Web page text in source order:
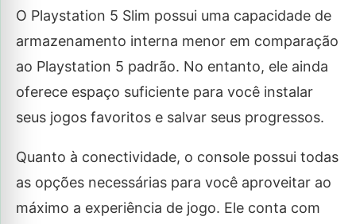
O Playstation 5 Slim possui uma capacidade de
armazenamento interna menor em comparação
ao Playstation 5 padrão. No entanto, ele ainda
oferece espaço suficiente para você instalar
seus jogos favoritos e salvar seus progressos.
Quanto à conectividade, o console possui todas
as opções necessárias para você aproveitar ao
máximo a experiência de jogo. Ele conta com